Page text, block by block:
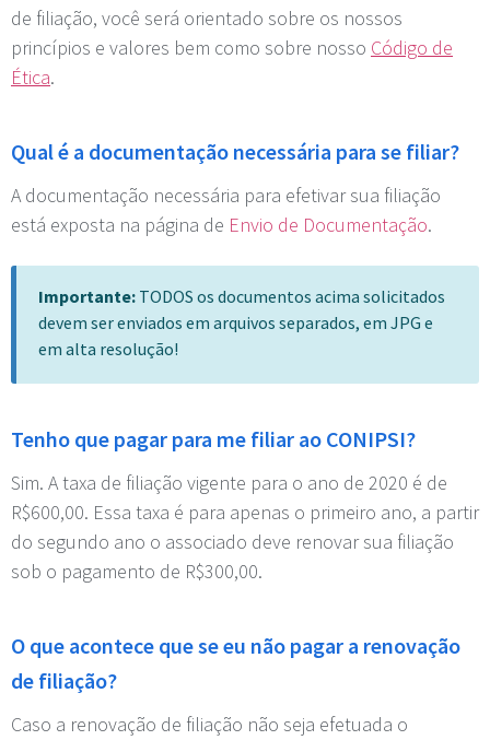
de filiação, você será orientado sobre os nossos
princípios e valores bem como sobre nosso Código de
Ética.
Qual é a documentação necessária para se filiar?
A documentação necessária para efetivar sua filiação
está exposta na página de Envio de Documentação.
Importante: TODOS os documentos acima solicitados
devem ser enviados em arquivos separados, em JPG e
em alta resolução!
Tenho que pagar para me filiar ao CONIPSI?
Sim. A taxa de filiação vigente para o ano de 2020 é de
R$600,00. Essa taxa é para apenas o primeiro ano, a partir
do segundo ano o associado deve renovar sua filiação
sob o pagamento de R$300,00.
O que acontece que se eu não pagar a renovação
de filiação?
Caso a renovação de filiação não seja efetuada o